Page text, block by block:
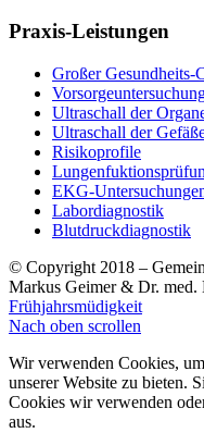
Praxis-Leistungen
Großer Gesundheits-
Ultraschall der
Ultraschall der
Risikoprofile
EKG-
Labordiagnostik
Blutdruckdiagnostik
© Copyright 2018 –
Markus Geimer & Dr. med.
Frühjahrsmüdigkeit
Nach oben scrollen
Wir verwenden Cookies,
unserer Website zu bieten.
Cookies wir verwenden
aus.